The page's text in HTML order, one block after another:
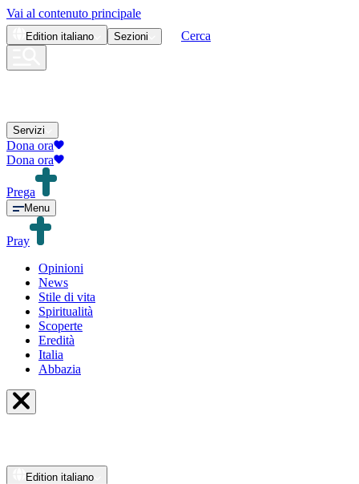
Vai al contenuto principale
Edition italiano Sezioni Cerca
Servizi
Dona ora
Dona ora
Prega
Menu
Pray
Opinioni
News
Stile di vita
Spiritualità
Scoperte
Eredità
Italia
Abbazia
Edition italiano